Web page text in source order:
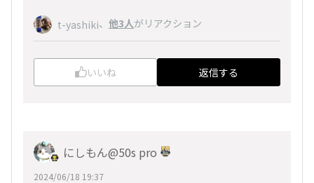
t-yashiki、 他3人がリアクション
いいね 返信する
にしもん@50s pro
2024/06/18 19:37